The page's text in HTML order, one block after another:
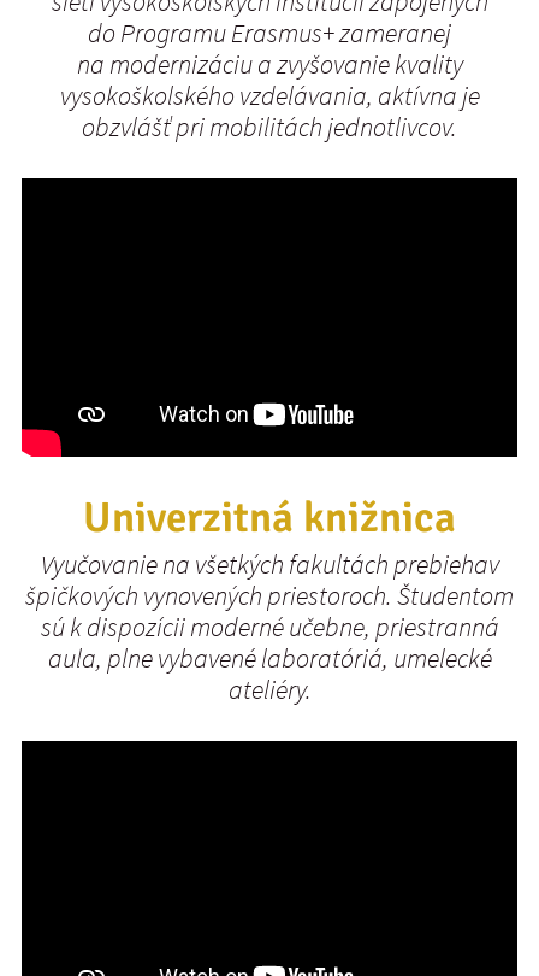
do Programu Erasmus+ zameranej
na modernizáciu a zvyšovanie kvality
vysokoškolského vzdelávania, aktívna je
obzvlášť pri mobilitách jednotlivcov.
Univerzitná knižnica
Vyučovanie na všetkých fakultách prebiehav
špičkových vynovených priestoroch. Študentom
sú k dispozícii moderné učebne, priestranná
aula, plne vybavené laboratóriá, umelecké
ateliéry.